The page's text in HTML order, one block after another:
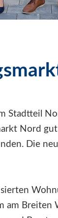
Stadtteil
Nord
Die
am Breiten